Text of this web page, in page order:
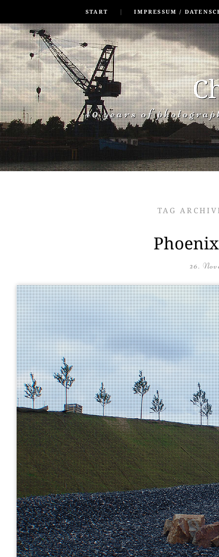
START
IMPRESSUM /
40 years of
TAG
26.